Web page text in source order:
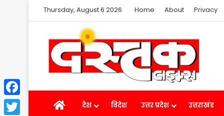
Thursday, August 6 2026 Home About Privacy
Homeदेश विदेश उत्तर प्रदेश उत्तराखंड
Facebook